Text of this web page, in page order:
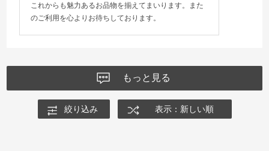
これからも魅力あるお品物を揃えてまいります。また
のご利用を心よりお待ちしております。
もっと見る
絞り込み 表示：新しい順